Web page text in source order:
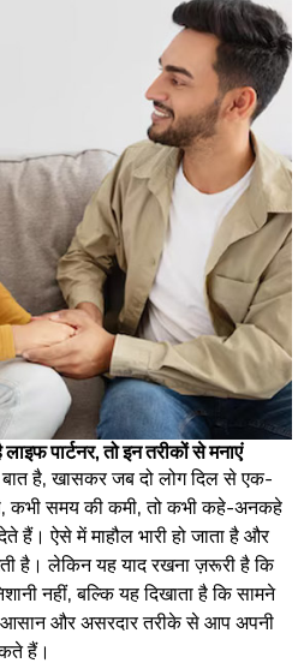
पार्टनर, तो इन तरीकों से मनाएं
बात है, खासकर जब दो लोग दिल से एक-
कभी समय की कमी, तो कभी कहे-अनकहे
हैं। ऐसे में माहौल भारी हो जाता है और
है। लेकिन यह याद रखना ज़रूरी है कि
नहीं, बल्कि यह दिखाता है कि सामने
आसान और असरदार तरीके से आप अपनी
हैं।